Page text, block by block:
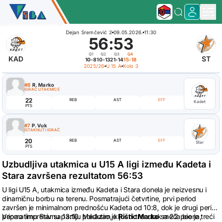
Dejan Sremčević 2 09.05.2026. 11:30
KAD
56:53
Q1
10-8
Q2
10-13
Q3
21-14
Q4
15-18 ST
2025/26 U 15 A Kolo 3
#8 R. Marko
IGRAČ UTAKMICE
22
PTS
REB AST EFF Kadet
#7 P. Vuk
ISTAKNUTI IGRAČ
20
PTS
REB AST EFF Star
Uzbudljiva utakmica u U15 A ligi između Kadeta i
Stara završena rezultatom 56:53
U ligi U15 A, utakmica između Kadeta i Stara donela je neizvesnu i
dinamičnu borbu na terenu. Posmatrajući četvrtine, prvi period
završen je minimalnom prednošću Kadeta od 10:8, dok je drugi period
pripao timu Star sa 13:10. Međutim, ključni trenutak meča bio je treći
Veoma impresivnu partiju pokazao jeRistic Markosa 22 poena,